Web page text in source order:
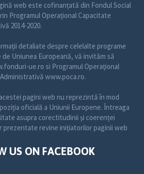
web este cofinanțată din Fondul Social
Programul Operațional Capacitate
2014-2020.
detaliate despre celelalte programe
Uniunea Europeană, vă invităm să
ue.ro si Programul Operațional
www.poca.ro.
pagini web nu reprezintă în mod
oficială a Uniunii Europene. Întreaga
asupra corectitudinii și coerenței
prezentate revine inițiatorilor paginii web
US ON FACEBOOK